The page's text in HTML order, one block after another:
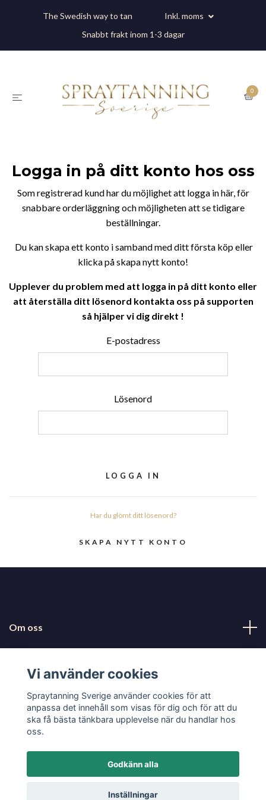
The Swedish way to tan
Inkl. moms
Snabbt frakt inom 1-3 dagar
0
Logga in på ditt konto hos oss
Som registrerad kund har du möjlighet att logga in här, för
snabbare orderläggning och möjligheten att se tidigare
beställningar.
Du kan skapa ett konto i samband med ditt första köp eller
klicka på skapa nytt konto!
Upplever du problem med att logga in på ditt konto eller
att återställa ditt lösenord kontakta oss på supporten
så hjälper vi dig direkt !
E-postadress
Lösenord
Har du glömt ditt lösenord?
SKAPA NYTT KONTO
Om oss
Läs mer
Sociala medier
© 2026 Spraytanning Sverige
Vi använder cookies
Spraytanning Sverige använder cookies för att
anpassa det innehåll som visas för dig och för att du
ska få bästa tänkbara upplevelse när du handlar hos
oss.
Godkänn alla
Inställningar